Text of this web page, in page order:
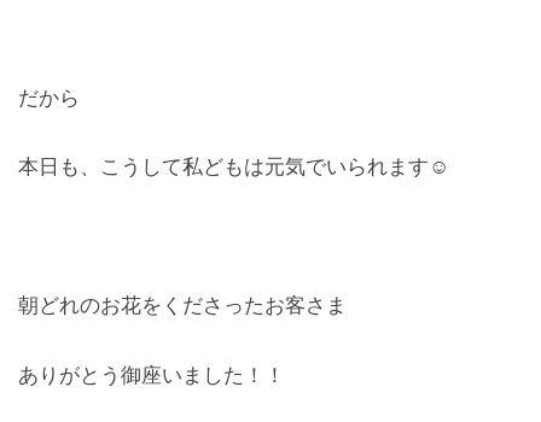
だから
本日も、こうして私どもは元気でいられます☺︎
朝どれのお花をくださったお客さま
ありがとう御座いました！！